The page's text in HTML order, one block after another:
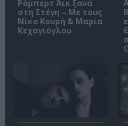
Ρόμπερτ Άικ ξανά
στη Στέγη – Με τους
Νίκο Κουρή & Μαρία
Κεχαγιόγλου